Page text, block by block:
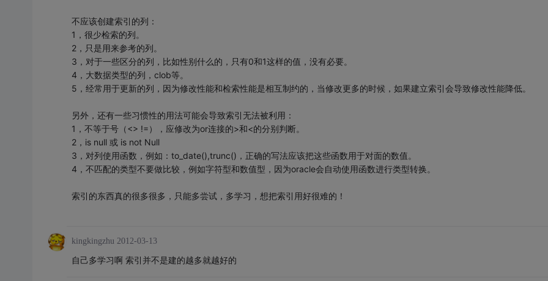
不应该创建索引的列：
1，很少检索的列。
2，只是用来参考的列。
3，对于一些区分的列，比如性别什么的，只有0和1这样的值，没有必要。
4，大数据类型的列，clob等。
5，经常用于更新的列，因为修改性能和检索性能是相互制约的，当修改更多的时候，如果建立索引会导致修改性能降低。
另外，还有一些习惯性的用法可能会导致索引无法被利用：
1，不等于号（<> !=），应修改为or连接的>和<的分别判断。
2，is null 或 is not Null
3，对列使用函数，例如：to_date(),trunc()，正确的写法应该把这些函数用于对面的数值。
4，不匹配的类型不要做比较，例如字符型和数值型，因为oracle会自动使用函数进行类型转换。
索引的东西真的很多很多，只能多尝试，多学习，想把索引用好很难的！
kingkingzhu 2012-03-13
自己多学习啊 索引并不是建的越多就越好的